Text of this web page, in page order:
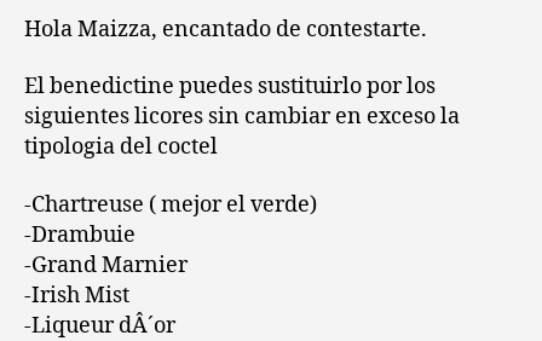
Hola Maizza, encantado de contestarte.
El benedictine puedes sustituirlo por los
siguientes licores sin cambiar en exceso la
tipologia del coctel
-Chartreuse ( mejor el verde)
-Drambuie
-Grand Marnier
-Irish Mist
-Liqueur dÂ´or